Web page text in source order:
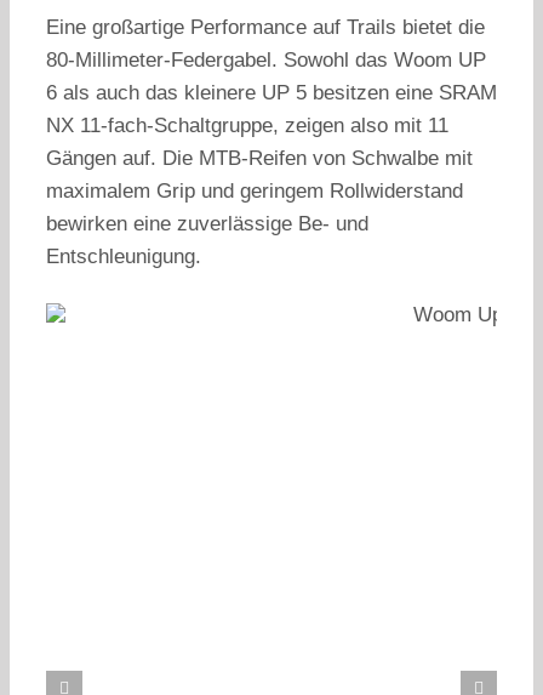
Eine großartige Performance auf Trails bietet die
80-Millimeter-Federgabel. Sowohl das Woom UP
6 als auch das kleinere UP 5 besitzen eine SRAM
NX 11-fach-Schaltgruppe, zeigen also mit 11
Gängen auf. Die MTB-Reifen von Schwalbe mit
maximalem Grip und geringem Rollwiderstand
bewirken eine zuverlässige Be- und
Entschleunigung.